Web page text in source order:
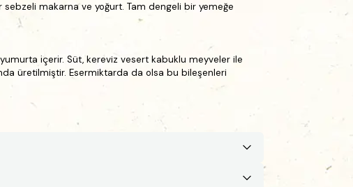
sebzeli makarna ve yoğurt. Tam dengeli bir yemeğe
içerir. Süt, kereviz vesert kabuklu meyveler ile
üretilmiştir. Esermiktarda da olsa bu bileşenleri